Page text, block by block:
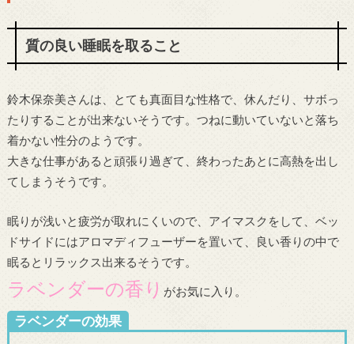
質の良い睡眠を取ること
鈴木保奈美さんは、とても真面目な性格で、休んだり、サボっ
たりすることが出来ないそうです。つねに動いていないと落ち
着かない性分のようです。
大きな仕事があると頑張り過ぎて、終わったあとに高熱を出し
てしまうそうです。
眠りが浅いと疲労が取れにくいので、アイマスクをして、ベッ
ドサイドにはアロマディフューザーを置いて、良い香りの中で
眠るとリラックス出来るそうです。
ラベンダーの香り がお気に入り。
ラベンダーの効果